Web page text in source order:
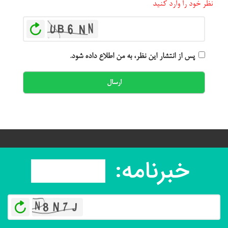
نظر خود را وارد کنید
پس از انتشار این نظر، به من اطلاع داده شود.
ارسال
خبرنامه: